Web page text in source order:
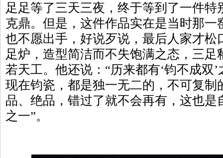
足足等了三天三夜，终于等到了一件
克鼎。但是，这件作品实在是当时那一
也不愿出手，好说歹说，最后人家才松
足炉，造型简洁而不失饱满之态，三
若天工。他还说：“历来都有‘钧不成双
现在钧瓷，都是独一无二的，不可复制
品、绝品，错过了就不会再有，这也是
之一”。